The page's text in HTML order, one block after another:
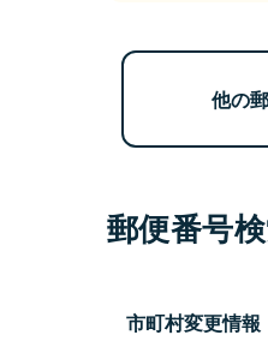
他の
郵便番号
市町村変更情報